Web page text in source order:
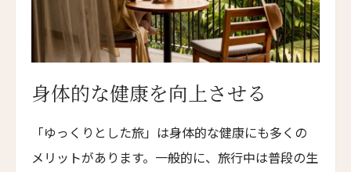
カイプー・オン・ザ・リーフ
Kaipuu on the Reef
ザ・ドーン・ラグジュアリーホテル
Hotel Les Armures
チョウシュイ・ヴィラ
身体的な健康を向上させる
「ゆっくりとした旅」は身体的な健康にも多くの
メリットがあります。一般的に、旅行中は普段の生